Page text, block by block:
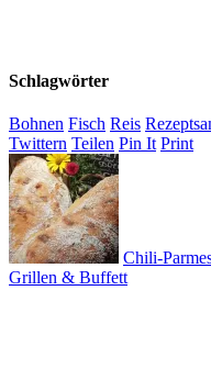
Schlagwörter
Bohnen Fisch Reis
Twittern Teilen Pin It Print
Chili-
Grillen & Buffett